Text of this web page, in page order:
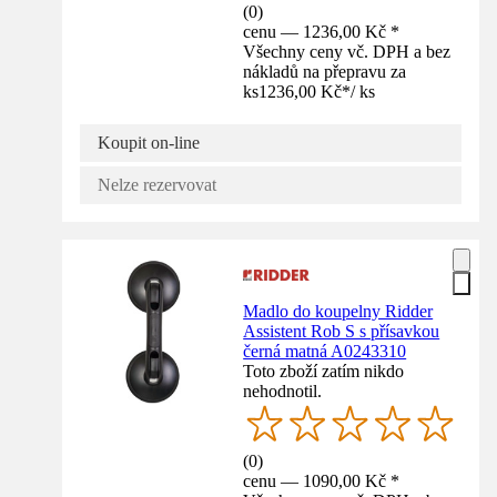
(0)
cenu — 1236,00 Kč *
Všechny ceny vč. DPH a bez
nákladů na přepravu za
ks1236,00 Kč*/ ks
Koupit on-line
Nelze rezervovat
Madlo do koupelny Ridder
Assistent Rob S s přísavkou
černá matná A0243310
Toto zboží zatím nikdo
nehodnotil.
(0)
cenu — 1090,00 Kč *